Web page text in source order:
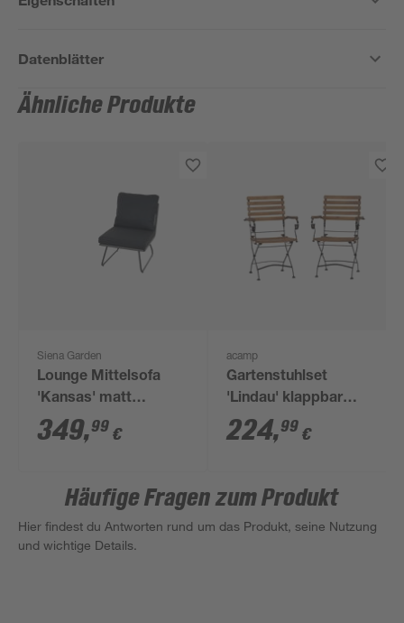
Datenblätter
Ähnliche Produkte
Siena Garden
Lounge Mittelsofa
'Kansas' matt
anthrazit/grau 60 x 75
x 75 cm
349,99 €
acamp
Gartenstuhlset
'Lindau' klappbar
braun 2 Stück
224,99 €
Häufige Fragen zum Produkt
Hier findest du Antworten rund um das Produkt, seine Nutzung
und wichtige Details.